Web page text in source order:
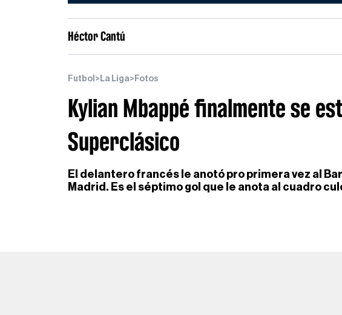
Héctor Cantú
Futbol > La Liga> Fotos
Kylian Mbappé finalmente se
Superclásico
El delantero francés le anotó pro primera vez al
Madrid. Es el séptimo gol que le anota al cuadro